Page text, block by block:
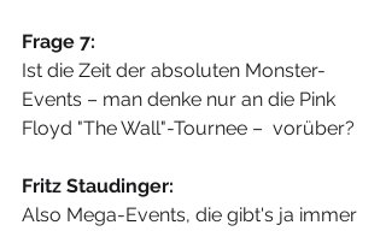
Frage 7:
Ist die Zeit der absoluten Monster-
Events – man denke nur an die Pink
Floyd "The Wall"-Tournee –  vorüber?
Fritz Staudinger:
Also Mega-Events, die gibt's ja immer